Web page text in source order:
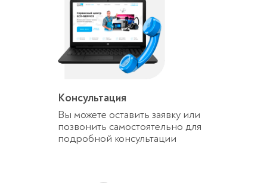
Консультация
Вы можете оставить заявку или
позвонить самостоятельно для
подробной консультации